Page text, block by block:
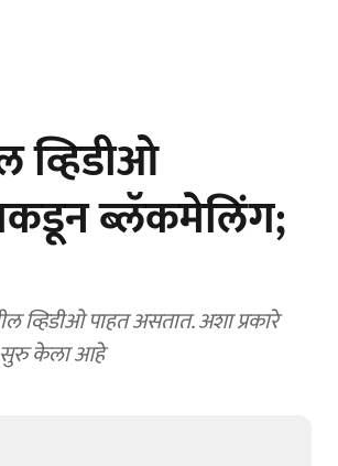
व्हिडीओ
ब्लॅकमेलिंग;
पाहत असतात. अशा प्रकारे
सुरु केला आहे